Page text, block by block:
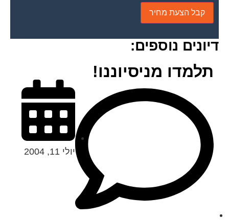
דיונים נוספים:
תלמדו מניסיוננו!
יולי 11, 2004